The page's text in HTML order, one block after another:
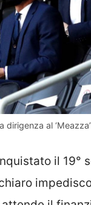
dirigenza al
il 19°